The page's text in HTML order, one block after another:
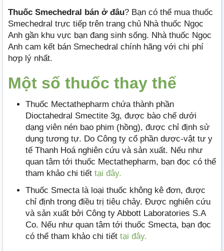
Thuốc Smechedral bán ở đâu? Bạn có thể mua thuốc
Smechedral trực tiếp trên trang chủ Nhà thuốc Ngọc
Anh gần khu vực bạn đang sinh sống. Nhà thuốc Ngọc
Anh cam kết bán Smechedral chính hãng với chi phí
hợp lý nhất.
Một số thuốc thay thế
Thuốc Mectathepharm chứa thành phần
Dioctahedral Smectite 3g, được bào chế dưới
dạng viên nén bao phim (hồng), được chỉ định sử
dụng tương tự. Do Công ty cổ phần dược-vật tư y
tế Thanh Hoá nghiên cứu và sản xuất. Nếu như
quan tâm tới thuốc Mectathepharm, bạn đọc có thể
tham khảo chi tiết tại đây.
Thuốc Smecta là loại thuốc không kê đơn, được
chỉ định trong điều trị tiêu chảy. Được nghiên cứu
và sản xuất bởi Công ty Abbott Laboratories S.A
Co. Nếu như quan tâm tới thuốc Smecta, bạn đọc
có thể tham khảo chi tiết tại đây.